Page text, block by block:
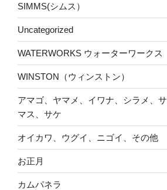
SIMMS(シムス）
Uncategorized
WATERWORKS ウォーターワークス
WINSTON（ウィンストン）
アマゴ、ヤマメ、イワナ、シラメ、
マス、サケ
オイカワ、ウグイ、ニゴイ、その他
お正月
カムパネラ